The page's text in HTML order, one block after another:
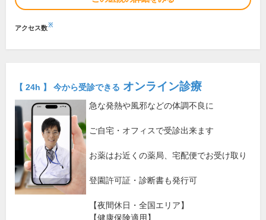
アクセス数※
【 24h 】 今から受診できる オンライン診療
急な発熱や風邪などの体調不良に
ご自宅・オフィスで受診出来ます
お薬はお近くの薬局、宅配便でお受け取り
登園許可証・診断書も発行可
【夜間休日・全国エリア】
【健康保険適用】